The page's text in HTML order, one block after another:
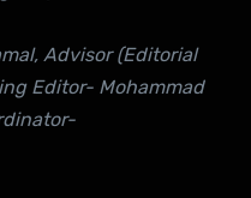
Advisor (Editorial
Editor- Mohammad